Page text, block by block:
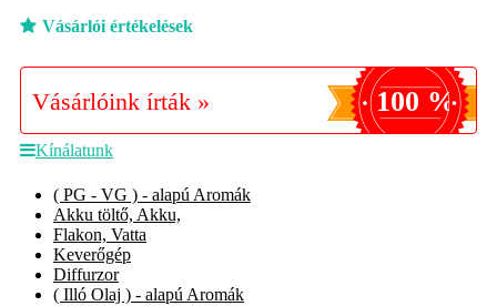
Vásárlói értékelések
Vásárlóink írták » 100 %
Kínálatunk
( PG - VG ) - alapú Aromák
Akku töltő, Akku,
Flakon, Vatta
Keverőgép
Diffurzor
( Illó Olaj ) - alapú Aromák